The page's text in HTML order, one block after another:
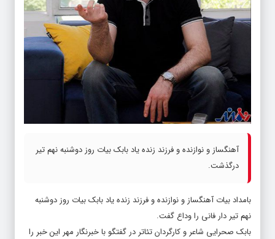
آهنگساز و نوازنده و فرزند زنده یاد بابک بیات روز دوشنبه نهم تیر
درگذشت.
بامداد بیات آهنگساز و نوازنده و فرزند زنده یاد بابک بیات روز دوشنبه
نهم تیر دار فانی را وداع گفت.
بابک صحرایی شاعر و کارگردان تئاتر در گفتگو با خبرنگار مهر این خبر را